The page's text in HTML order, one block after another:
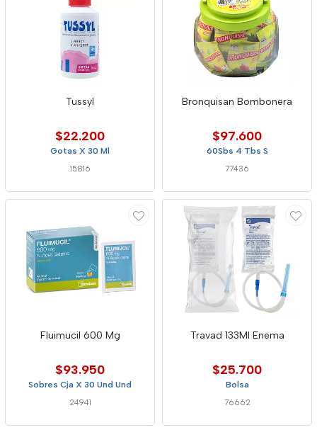
Tussyl
$22.200
Gotas X 30 Ml
15816
Bronquisan Bombonera
$97.600
60Sbs 4 Tbs S
77436
Fluimucil 600 Mg
$93.950
Sobres Cja X 30 Und Und
24941
Travad 133Ml Enema
$25.700
Bolsa
76662